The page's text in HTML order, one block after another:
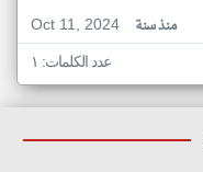
Oct 11, 2024
منذ سنة
عدد الكلمات: ١